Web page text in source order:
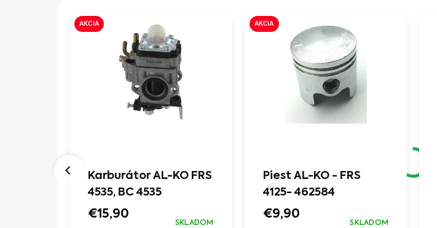
AKCIA
Karburátor AL-KO FRS
4535, BC 4535
€15,90
SKLADOM
AKCIA
Piest AL-KO - FRS
4125- 462584
€9,90
SKLADOM